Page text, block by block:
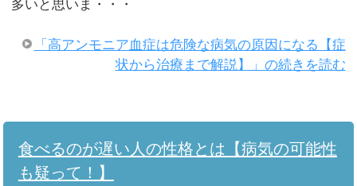
多いと思いま・・・
「高アンモニア血症は危険な病気の原因になる【症
状から治療まで解説】」の続きを読む
食べるのが遅い人の性格とは【病気の可能性
も疑って！】